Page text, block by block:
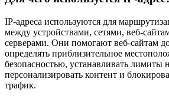
IP-адреса используются для
между устройствами, сетями, веб-
серверами. Они помогают веб-сайтам
определять приблизительное
безопасностью, устанавливать лимиты
персонализировать контент и
трафик.